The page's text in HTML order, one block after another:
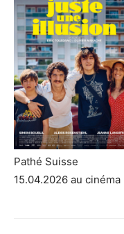
Pathé Suisse
15.04.2026 au cinéma